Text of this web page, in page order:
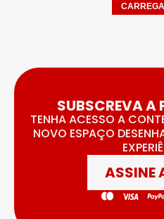
SUBSCREVA A
TENHA ACESSO A
NOVO ESPAÇO
ASSINE